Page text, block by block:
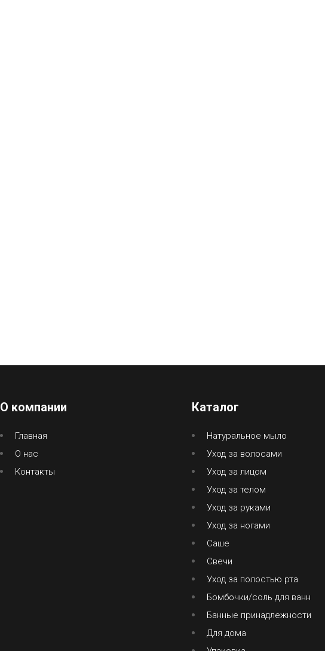
О компании
Главная
О нас
Контакты
Каталог
Натуральное мыло
Уход за волосами
Уход за лицом
Уход за телом
Уход за руками
Уход за ногами
Саше
Свечи
Уход за полостью рта
Бомбочки/соль для ванн
Банные принадлежности
Для дома